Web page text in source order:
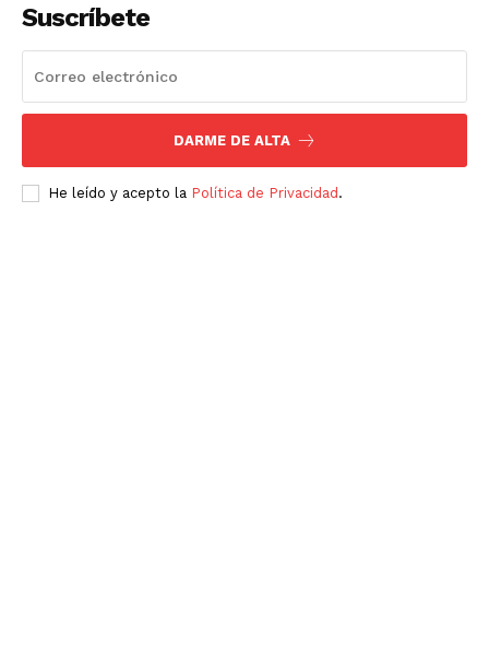
Suscríbete
DARME DE ALTA
He leído y acepto la Política de Privacidad .